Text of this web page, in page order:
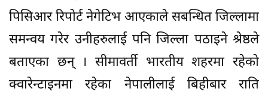
पिसिआर रिपोर्ट नेगेटिभ आएकाले सबन्धित जिल्लामा
समन्वय गरेर उनीहरुलाई पनि जिल्ला पठाइने श्रेष्ठले
बताएका छन् । सीमावर्ती भारतीय शहरमा रहेको
क्वारेन्टाइनमा रहेका नेपालीलाई बिहीबार राति